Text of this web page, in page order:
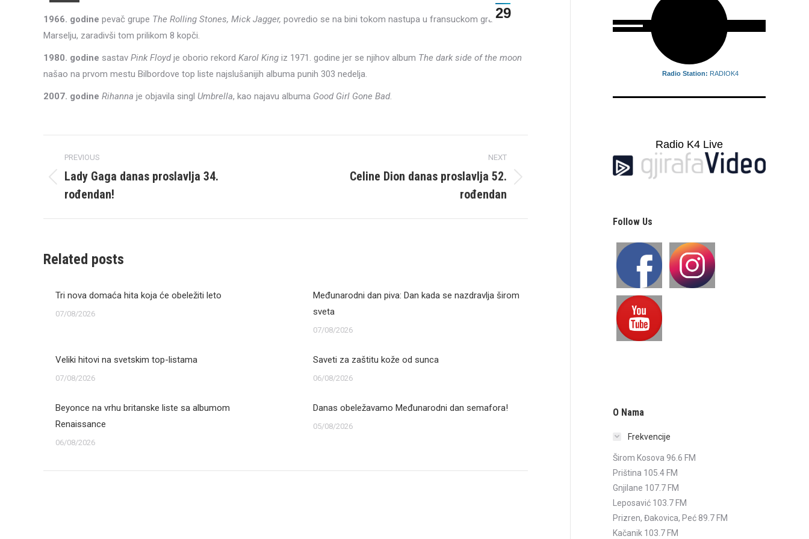
29
1966. godine pevač grupe The Rolling Stones, Mick Jagger, povredio se na bini tokom nastupa u fransuckom gradu
Marselju, zaradivši tom prilikom 8 kopči.
1980. godine sastav Pink Floydje oborio rekord Karol King iz 1971. godine jer se njihov album The dark side of the moon
našao na prvom mestu Bilbordove top liste najslušanijih albuma punih 303 nedelja.
2007. godine Rihanna je objavila singl Umbrella, kao najavu albuma Good Girl Gone Bad.
navigation
PREVIOUS
Previous
post:
Lady Gaga danas proslavlja 34.
rođendan!
NEXT
Celine Dion danas proslavlja 52.
rođendan
Related posts
Tri nova domaća hita koja će obeležiti leto
07/08/2026
Međunarodni dan piva: Dan kada se nazdravlja širom
sveta
07/08/2026
Veliki hitovi na svetskim top-listama
07/08/2026
Saveti za zaštitu kože od sunca
06/08/2026
Beyonce na vrhu britanske liste sa albumom
Renaissance
06/08/2026
Danas obeležavamo Međunarodni dan semafora!
05/08/2026
Radio Station: RADIOK4
Radio K4 Live
Follow Us
O Nama
Frekvencije
Širom Kosova 96.6 FM
Priština 105.4 FM
Gnjilane 107.7 FM
Leposavić 103.7 FM
Prizren, Đakovica, Peć 89.7 FM
Kačanik 103.7 FM